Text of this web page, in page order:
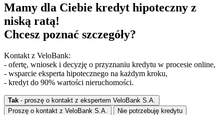
Mamy dla Ciebie kredyt hipoteczny z
niską ratą!
Chcesz poznać szczegóły?
Kontakt z VeloBank:
- ofertę, wniosek i decyzję o przyznaniu kredytu w procesie online,
- wsparcie eksperta hipotecznego na każdym kroku,
- kredyt do 90% wartości nieruchomości.
Tak - proszę o kontakt z ekspertem VeloBank S.A.
Proszę o kontakt z VeloBank S.A.
Nie potrzebuję kredytu